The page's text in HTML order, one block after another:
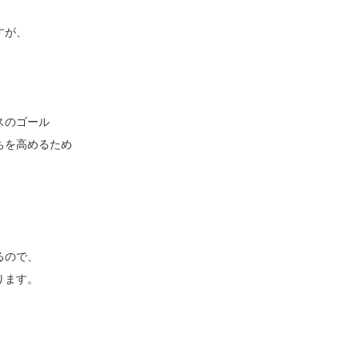
、
のゴール
を高めるため
で、
す。